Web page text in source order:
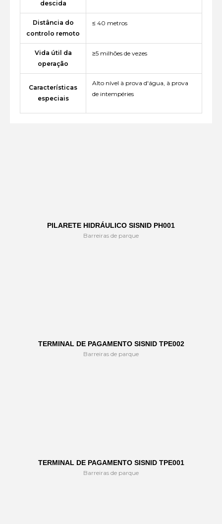
descida
Distância do
controlo remoto
≤ 40 metros
Vida útil da
operação
≥5 milhões de vezes
Características
especiais
Alto nível à prova d'água, à prova
de intempéries
PILARETE HIDRÁULICO SISNID PH001
Barreiras de parque
TERMINAL DE PAGAMENTO SISNID TPE002
Barreiras de parque
TERMINAL DE PAGAMENTO SISNID TPE001
Barreiras de parque